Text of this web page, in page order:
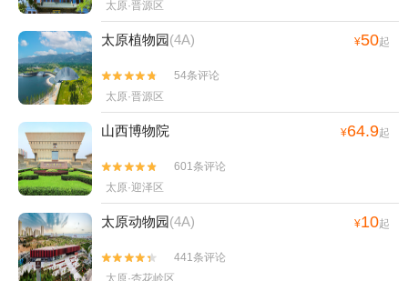
太原·晋源区
太原植物园(4A) ¥50起


54条评论
太原·晋源区
山西博物院 ¥64.9起


601条评论
太原·迎泽区
太原动物园(4A) ¥10起


441条评论